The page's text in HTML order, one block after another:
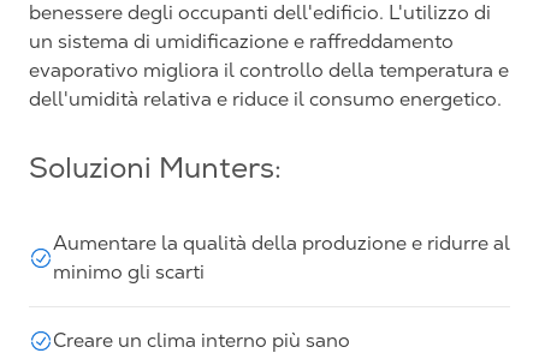
benessere degli occupanti dell'edificio. L'utilizzo di
un sistema di umidificazione e raffreddamento
evaporativo migliora il controllo della temperatura e
dell'umidità relativa e riduce il consumo energetico.
Soluzioni Munters:
Aumentare la qualità della produzione e ridurre al
minimo gli scarti
Creare un clima interno più sano